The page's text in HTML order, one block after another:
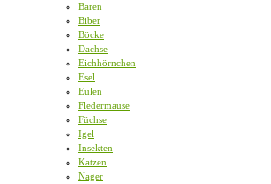
Bären
Biber
Böcke
Dachse
Eichhörnchen
Esel
Eulen
Fledermäuse
Füchse
Igel
Insekten
Katzen
Nager